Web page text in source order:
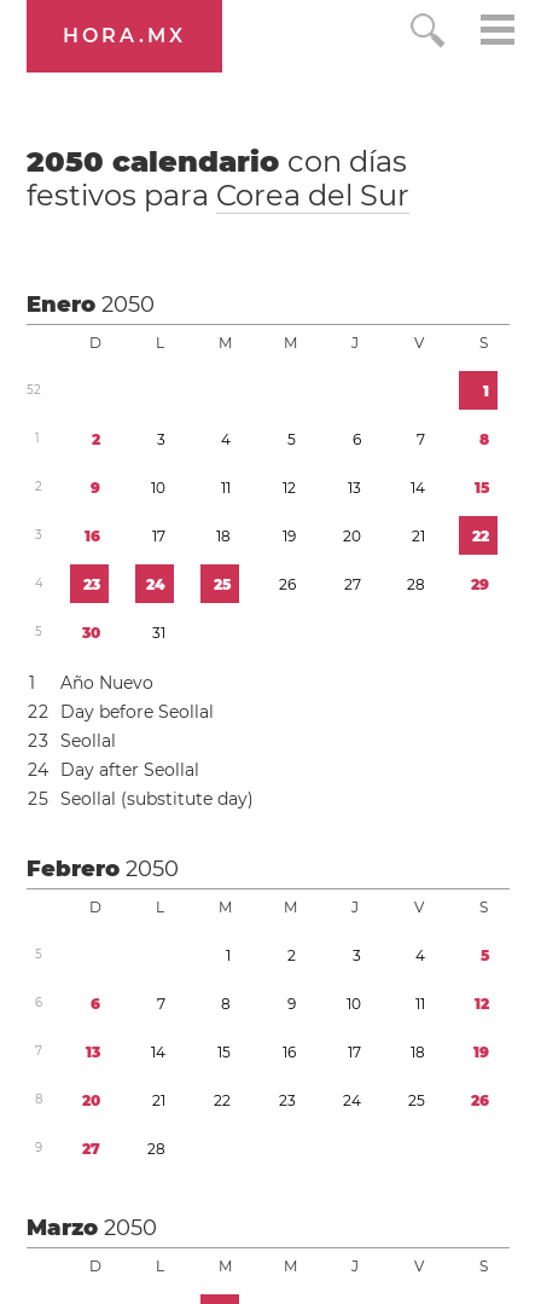
HORA.MX
2050 calendario con días
festivos para Corea del Sur
Enero2050
D L M M J V S
52 1
1 2 3 4 5 6 7 8
2 9 10 11 12 13 14 15
3 16 17 18 19 20 21 22
4 23 24 25 26 27 28 29
5 30 31
1
Año Nuevo
22
Day before Seollal
23 Seollal
24
Day after Seollal
25 Seollal (substitute day)
Febrero2050
D L M M J V S
5 1 2 3 4 5
6 6 7 8 9 10 11 12
7 13 14 15 16 17 18 19
8 20 21 22 23 24 25 26
9 27 28
Marzo2050
D L M M J V S